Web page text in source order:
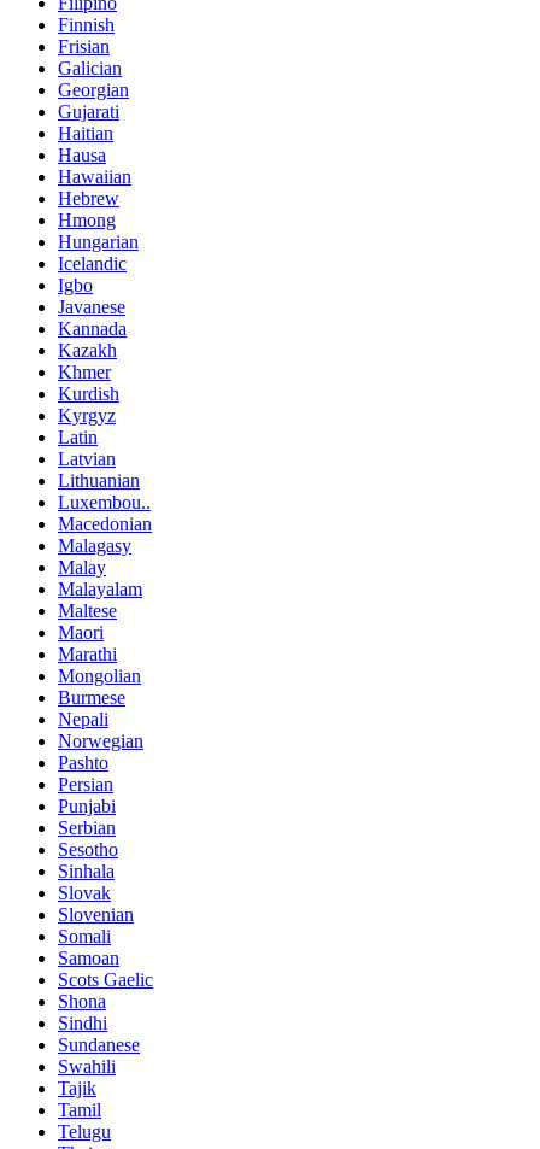
Finnish
Frisian
Galician
Georgian
Gujarati
Haitian
Hausa
Hawaiian
Hebrew
Hmong
Hungarian
Icelandic
Igbo
Javanese
Kannada
Kazakh
Khmer
Kurdish
Kyrgyz
Latin
Latvian
Lithuanian
Luxembou..
Macedonian
Malagasy
Malay
Malayalam
Maltese
Maori
Marathi
Mongolian
Burmese
Nepali
Norwegian
Pashto
Persian
Punjabi
Serbian
Sesotho
Sinhala
Slovak
Slovenian
Somali
Samoan
Scots Gaelic
Shona
Sindhi
Sundanese
Swahili
Tajik
Tamil
Telugu